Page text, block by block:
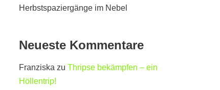
Herbstspaziergänge im Nebel
Neueste Kommentare
Franziska zu Thripse bekämpfen – ein
Höllentrip!